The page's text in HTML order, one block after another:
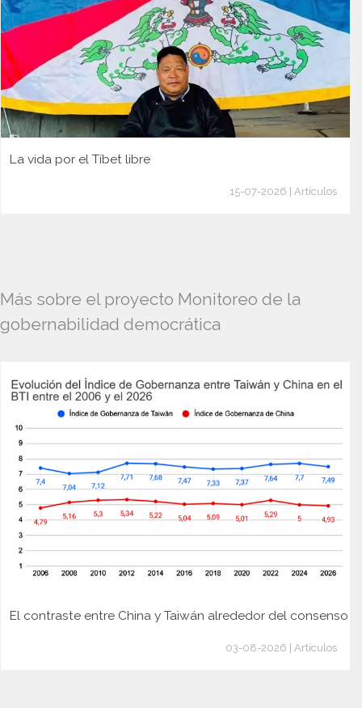
La vida por el Tíbet libre
15-07-2026 | Artículos
Más sobre el proyecto Monitoreo de la
gobernabilidad democrática
El contraste entre China y Taiwán alrededor del consenso
03-08-2026 | Artículos